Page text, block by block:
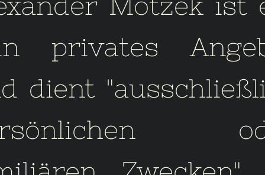
privates
dient